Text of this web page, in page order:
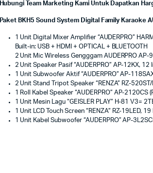
Hubungi Team Marketing Kami Untuk Dapatkan
Paket BKH5 Sound System Digital Family Karaoke
1 Unit Digital Mixer Amplifier “AUDERPRO”
Built-in: USB + HDMI + OPTICAL + BLUETOOTH
2 Unit Mic Wireless Gengggam AUDERPRO AP-
2 Unit Speaker Pasif “AUDERPRO” AP-12KX, 12
1 Unit Subwoofer Aktif “AUDERPRO” AP-
2 Unit Stand Tripot Speaker “RENZA” RZ-
1 Roll Kabel Speaker “AUDERPRO” AP-2120CS
1 Unit Mesin Lagu “GEISLER PLAY” H-81 V3=
1 Unit LCD Touch Screen “RENZA” RZ-19LED,
1 Unit Kabel Subwoofer “AUDERPRO” AP-